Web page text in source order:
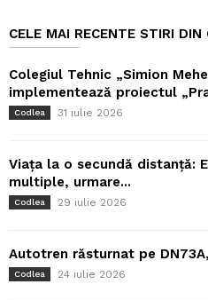
CELE MAI RECENTE STIRI DIN
Colegiul Tehnic „Simion
implementează proiectul
Codlea 31 iulie 2026
Viața la o secundă distanță:
multiple, urmare...
Codlea 29 iulie 2026
Autotren răsturnat pe
Codlea 24 iulie 2026